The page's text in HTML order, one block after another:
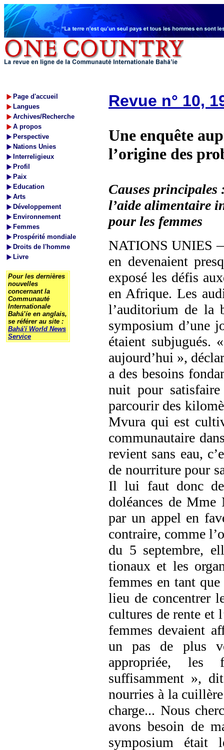
Page d'accueil
Langues
Archives/Recherche
A propos
Perspective
Nations Unies
Interreligieux
Profil
Paix
Education
Arts
Développement
Environnement
Femmes
Prospérité mondiale
Droits de l'homme
Livre
Pour les dernières
nouvelles
concernant la
Communauté
Internationale
Bahá’íe en anglais,
se référer au site :
Bahá'í World News
Service
Revue n° 10,
Une enquête
l’origine des
Causes principales
l’aide alimen­taire
pour les femmes
NATIONS UNIES
en devenaient
exposé les défis
en Afrique. Les
l’auditorium de la
symposium d’une
étaient subjugués.
aujourd’hui »,
a des besoins
nuit pour
parcourir des
Mvura qui est
communautaire
revient sans eau,
de nourriture pour
Il lui faut donc de
doléances de
par un appel en
contraire, comme
du 5 septembre,
tionaux et les
femmes en tant
lieu de concentrer
cultures de rente et
femmes devaient
un pas de plus
appropriée, les
suffisamment »,
nourries à la
charge... Nous
avons besoin de
symposium était